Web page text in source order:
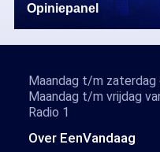
Opiniepanel
Over EenVandaag
Maandag t/m zaterdag
Maandag t/m vrijdag
Radio 1